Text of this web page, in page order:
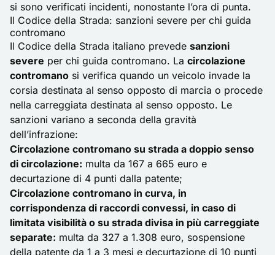
si sono verificati incidenti, nonostante l’ora di punta.
Il Codice della Strada: sanzioni severe per chi guida
contromano
Il Codice della Strada italiano prevede sanzioni
severe per chi guida contromano. La circolazione
contromano si verifica quando un veicolo invade la
corsia destinata al senso opposto di marcia o procede
nella carreggiata destinata al senso opposto. Le
sanzioni variano a seconda della gravità
dell’infrazione:
Circolazione contromano su strada a doppio senso
di circolazione: multa da 167 a 665 euro e
decurtazione di 4 punti dalla patente;
Circolazione contromano in curva, in
corrispondenza di raccordi convessi, in caso di
limitata visibilità o su strada divisa in più carreggiate
separate: multa da 327 a 1.308 euro, sospensione
della patente da 1 a 3 mesi e decurtazione di 10 punti